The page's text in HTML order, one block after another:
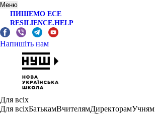
Меню
ПИШЕМО ЕСЕ
RESILIENCE.HELP
Напишіть нам
Для всіх
Для всіхБатькамВчителямДиректорамУчням